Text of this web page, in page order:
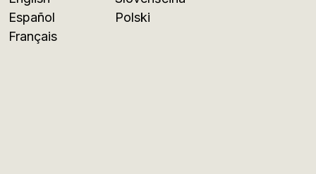
Español
Français
Polski